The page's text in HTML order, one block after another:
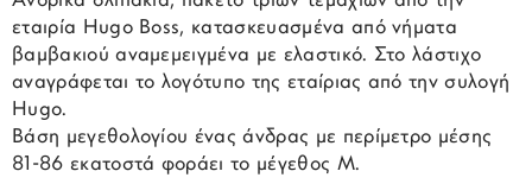
εταιρία Hugo Boss, κατασκευασμένα από νήματα
βαμβακιού αναμεμειγμένα με ελαστικό. Στο λάστιχο
αναγράφεται το λογότυπο της εταίριας από την συλογή
Hugo.
Βάση μεγεθολογίου ένας άνδρας με περίμετρο μέσης
81-86 εκατοστά φοράει το μέγεθος M.